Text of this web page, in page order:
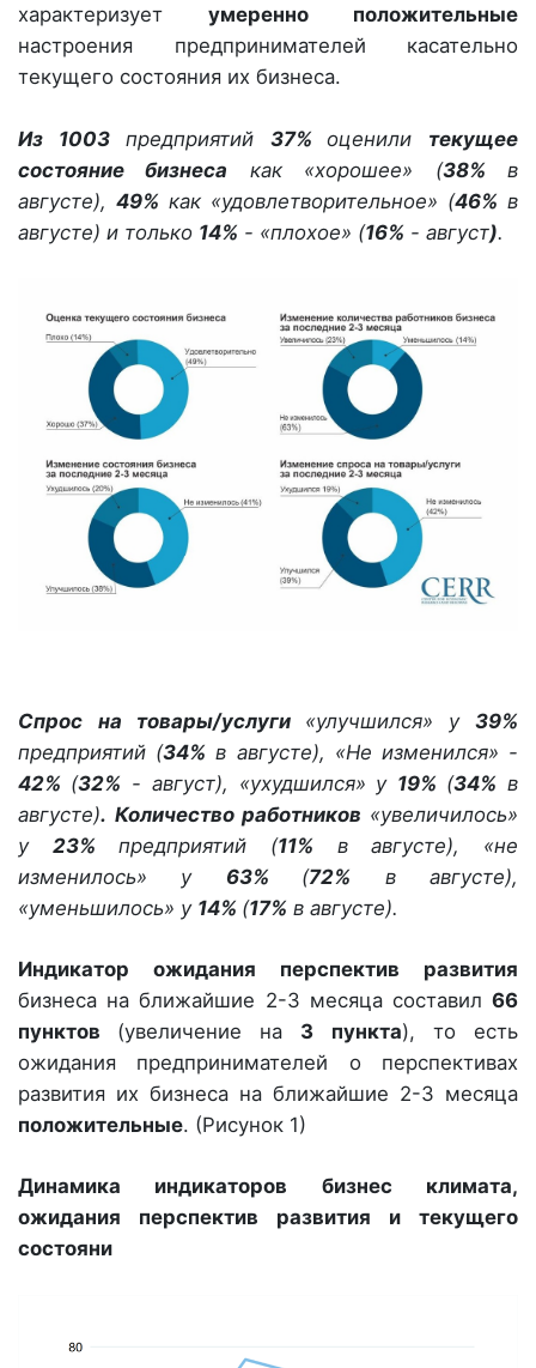
характеризует умеренно положительные
настроения предпринимателей касательно
текущего состояния их бизнеса.
Из 1003предприятий 37%оценили текущее
состояние бизнеса как «хорошее» (38% в
августе), 49% как «удовлетворительное» (46% в
августе) и только 14% - «плохое» (16% - август).
Спрос на товары/услуги«улучшился» у39%
предприятий (34% в августе), «Не изменился» -
42% (32% - август), «ухудшился» у 19% (34% в
августе). Количество работников «увеличилось»
у 23% предприятий (11% в августе), «не
изменилось» у 63% (72% в августе),
«уменьшилось» у 14% (17% в августе).
Индикатор ожидания перспектив развития
бизнеса на ближайшие 2-3 месяца составил 66
пунктов (увеличение на 3 пункта), то есть
ожидания предпринимателей о перспективах
развития их бизнеса на ближайшие 2-3 месяца
положительные. (Рисунок 1)
Динамика индикаторов бизнес климата,
ожидания перспектив развития и текущего
состояни